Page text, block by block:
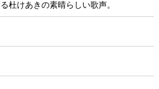
杜けあきの素晴らしい歌声。